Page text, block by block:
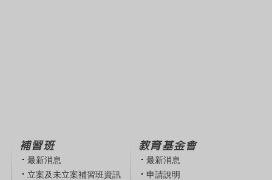
補習班
最新消息
立案及未立案補習班資訊
教育基金會
最新消息
申請說明